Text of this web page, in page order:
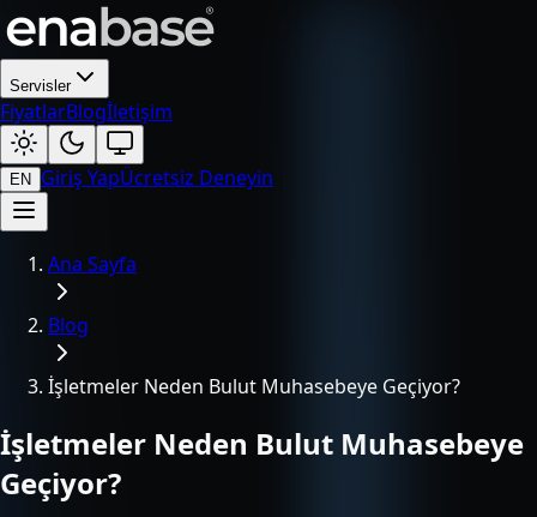
Servisler
FiyatlarBlogİletişim
EN Giriş YapÜcretsiz Deneyin
Ana Sayfa
Blog
İşletmeler Neden Bulut Muhasebeye Geçiyor?
İşletmeler Neden Bulut Muhasebeye
Geçiyor?